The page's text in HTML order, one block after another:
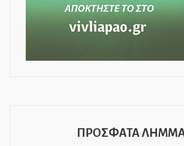
ΠΡΟΣΦΑΤΑ